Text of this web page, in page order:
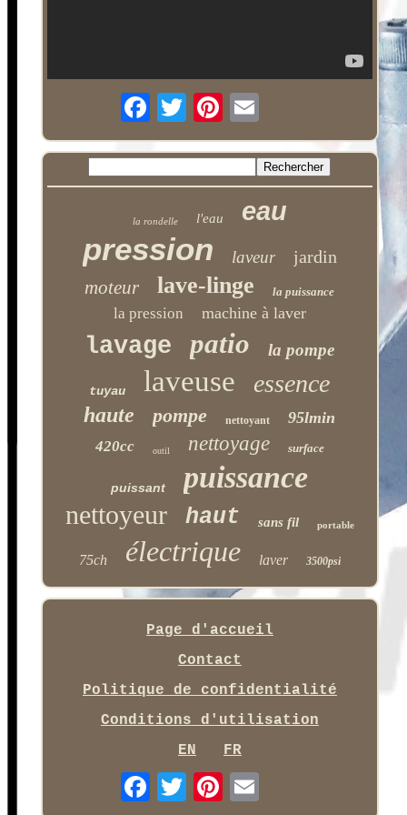
la rondelle l'eau eau
pression laveur jardin
moteur lave-linge la puissance
la pression machine à laver
lavage patio la pompe
tuyau laveuse essence
haute pompe nettoyant 95lmin
420cc outil nettoyage surface
puissant puissance
nettoyeur haut sans fil portable
75ch électrique laver 3500psi
Page d'accueil
Contact
Politique de confidentialité
Conditions d'utilisation
EN
FR